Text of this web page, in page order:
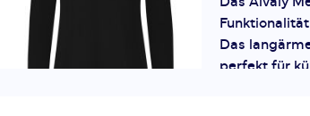
Das
perfekt für